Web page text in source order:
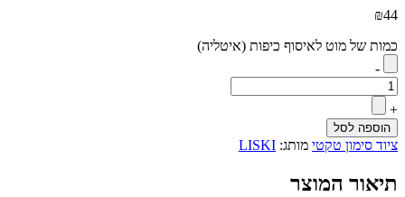
₪44
כמות של מוט לאיסוף כיפות (איטליה)
-
+
הוספה לסל
ציוד סימון טקטי מותג: LISKI
תיאור המוצר